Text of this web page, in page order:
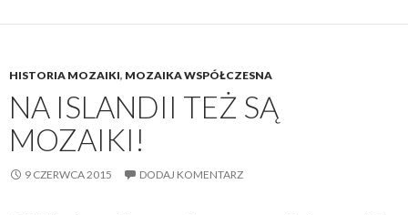
HISTORIA MOZAIKI, MOZAIKA WSPÓŁCZESNA
NA ISLANDII TEŻ SĄ
MOZAIKI!
9 CZERWCA 2015 DODAJ KOMENTARZ